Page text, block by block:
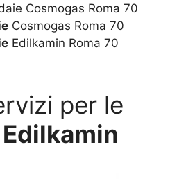
Cosmogas Roma 70
Cosmogas Roma 70
Edilkamin Roma 70
per le
Edilkamin